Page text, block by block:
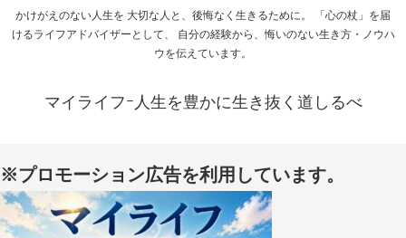
かけがえのない人生を 大切な人と、後悔なく生きるために。 「心の杖」を届
けるライフアドバイザーとして、 自分の経験から、悔いのない生き方・ノウハ
ウを伝えています。
マイライフｰ人生を豊かに生き抜く道しるべ
※プロモーション広告を利用しています。